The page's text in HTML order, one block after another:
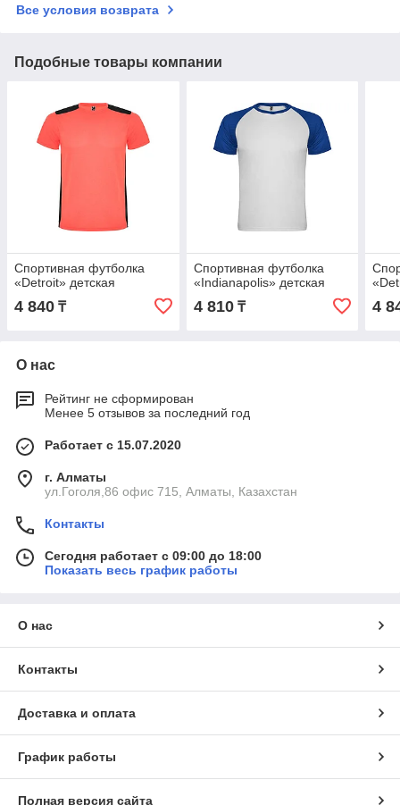
Все условия возврата
Подобные товары компании
Спортивная футболка
«Detroit» детская
4 840 ₸
Спортивная футболка
«Indianapolis» детская
4 810₸ 4
О нас
Рейтинг не сформирован
Менее 5 отзывов за последний год
Работает с 15.07.2020
г. Алматы
ул.Гоголя,86 офис 715, Алматы, Казахстан
Контакты
Сегодня работает с 09:00 до 18:00
Показать весь график работы
О нас
Контакты
Доставка и оплата
График работы
Полная версия сайта